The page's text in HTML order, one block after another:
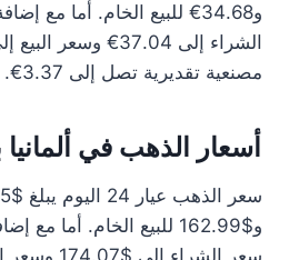
و34.68€ للبيع الخام. أما مع
مصنعية تقديرية تصل إلى 3.37€.
أسعار الذهب في ألمانيا
و$162.99 للبيع الخام. أما